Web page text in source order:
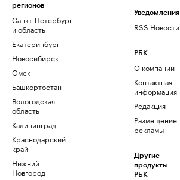
регионов
Санкт-Петербург
и область
Екатеринбург
Новосибирск
Омск
Башкортостан
Вологодская
область
Калининград
Краснодарский
край
Нижний
Новгород
Уведомления
RSS Новости
РБК
О компании
Контактная
информация
Редакция
Размещение
рекламы
Другие
продукты
РБК